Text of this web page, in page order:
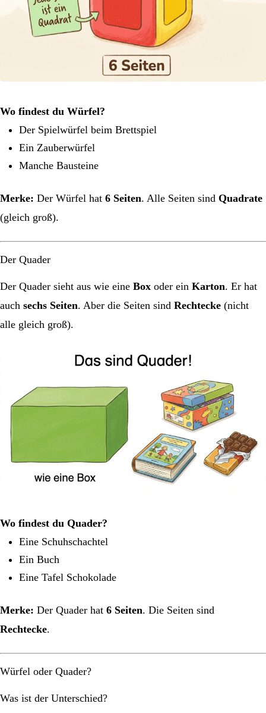
Wo findest du Würfel?
Der Spielwürfel beim Brettspiel
Ein Zauberwürfel
Manche Bausteine
Merke: Der Würfel hat 6 Seiten. Alle Seiten sind Quadrate
(gleich groß).
Der Quader
Der Quader sieht aus wie eine Box oder ein Karton. Er hat
auch sechs Seiten. Aber die Seiten sind Rechtecke (nicht
alle gleich groß).
Wo findest du Quader?
Eine Schuhschachtel
Ein Buch
Eine Tafel Schokolade
Merke: Der Quader hat 6 Seiten. Die Seiten sind
Rechtecke.
Würfel oder Quader?
Was ist der Unterschied?